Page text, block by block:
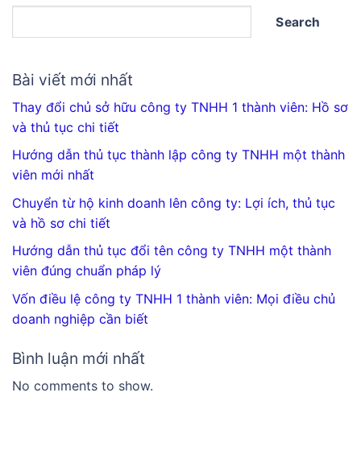
Search
Bài viết mới nhất
Thay đổi chủ sở hữu công ty TNHH 1 thành viên: Hồ sơ
và thủ tục chi tiết
Hướng dẫn thủ tục thành lập công ty TNHH một thành
viên mới nhất
Chuyển từ hộ kinh doanh lên công ty: Lợi ích, thủ tục
và hồ sơ chi tiết
Hướng dẫn thủ tục đổi tên công ty TNHH một thành
viên đúng chuẩn pháp lý
Vốn điều lệ công ty TNHH 1 thành viên: Mọi điều chủ
doanh nghiệp cần biết
Bình luận mới nhất
No comments to show.